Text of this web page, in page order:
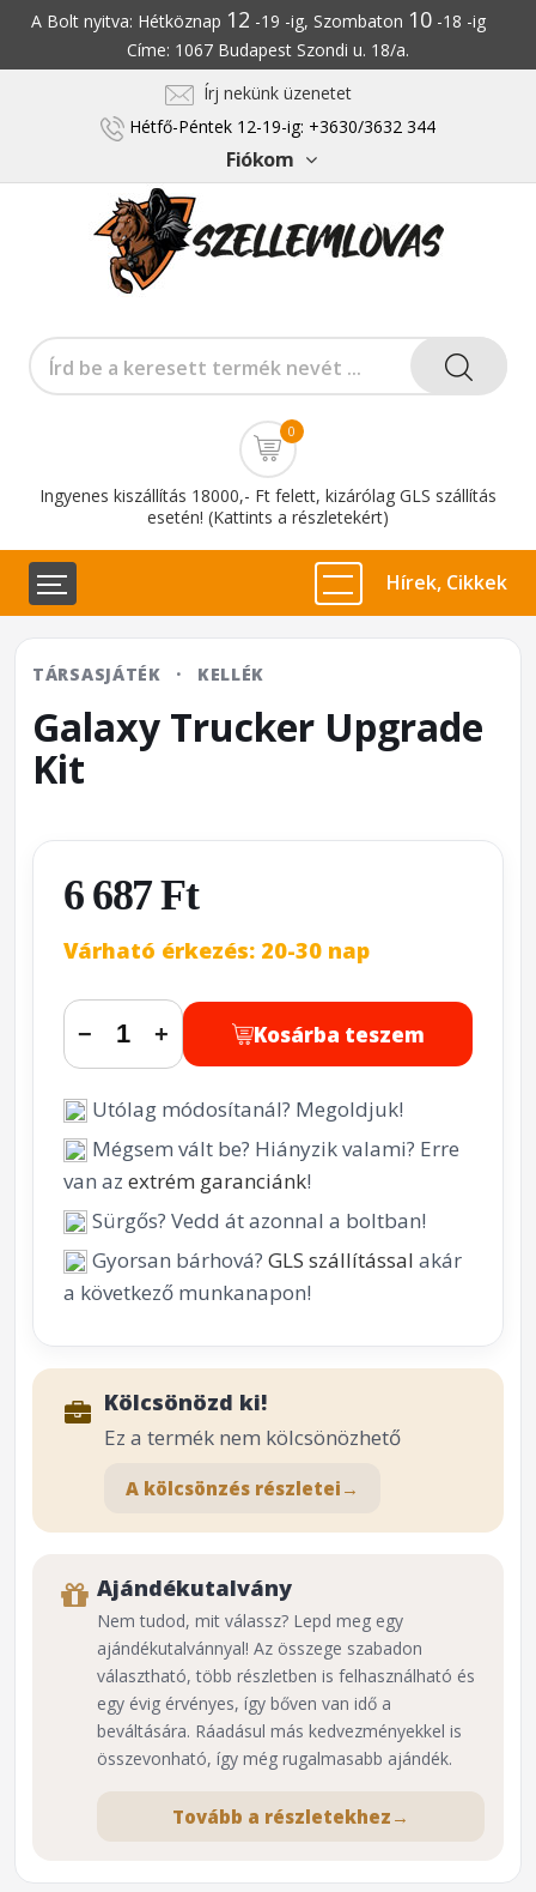
A Bolt nyitva: Hétköznap 12 -19 -ig, Szombaton 10-18 -ig
Címe: 1067 Budapest Szondi u. 18/a.
Írj nekünk üzenetet
Hétfő-Péntek 12-19-ig: +3630/3632 344
Fiókom
0
Ingyenes kiszállítás 18000,- Ft felett, kizárólag GLS szállítás
esetén! (Kattints a részletekért)
Hírek, Cikkek
TÁRSASJÁTÉK · KELLÉK
Galaxy Trucker Upgrade
Kit
6 687 Ft
Várható érkezés: 20-30 nap
− + Kosárba teszem
Utólag módosítanál? Megoldjuk!
Mégsem vált be? Hiányzik valami? Erre
van az extrém garanciánk!
Sürgős? Vedd át azonnal a boltban!
Gyorsan bárhová? GLS szállítással akár
a következő munkanapon!
Kölcsönözd ki!
Ez a termék nem kölcsönözhető
A kölcsönzés részletei →
Ajándékutalvány
Nem tudod, mit válassz? Lepd meg egy
ajándékutalvánnyal! Az összege szabadon
választható, több részletben is felhasználható és
egy évig érvényes, így bőven van idő a
beváltására. Ráadásul más kedvezményekkel is
összevonható, így még rugalmasabb ajándék.
Tovább a részletekhez →